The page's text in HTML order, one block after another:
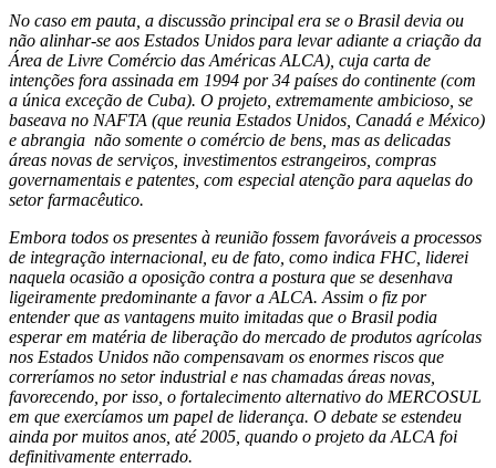
No caso em pauta, a discussão principal era se o Brasil devia ou
não alinhar-se aos Estados Unidos para levar adiante a criação da
Área de Livre Comércio das Américas ALCA), cuja carta de
intenções fora assinada em 1994 por 34 países do continente (com
a única exceção de Cuba). O projeto, extremamente ambicioso, se
baseava no NAFTA (que reunia Estados Unidos, Canadá e México)
e abrangia não somente o comércio de bens, mas as delicadas
áreas novas de serviços, investimentos estrangeiros, compras
governamentais e patentes, com especial atenção para aquelas do
setor farmacêutico.
Embora todos os presentes à reunião fossem favoráveis a processos
de integração internacional, eu de fato, como indica FHC, liderei
naquela ocasião a oposição contra a postura que se desenhava
ligeiramente predominante a favor a ALCA. Assim o fiz por
entender que as vantagens muito imitadas que o Brasil podia
esperar em matéria de liberação do mercado de produtos agrícolas
nos Estados Unidos não compensavam os enormes riscos que
correríamos no setor industrial e nas chamadas áreas novas,
favorecendo, por isso, o fortalecimento alternativo do MERCOSUL
em que exercíamos um papel de liderança. O debate se estendeu
ainda por muitos anos, até 2005, quando o projeto da ALCA foi
definitivamente enterrado.